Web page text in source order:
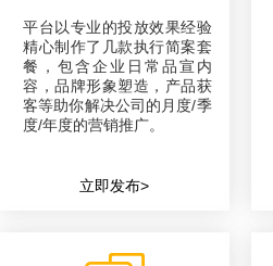
平台以专业的投放效果经验
精心制作了几款执行简案套
餐，包含企业日常品宣内
容，品牌形象塑造，产品获
客等助你解决公司的月度/季
度/年度的营销推广。
立即发布>